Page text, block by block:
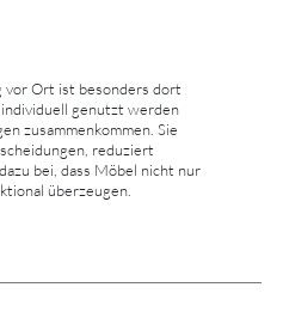
vor Ort ist besonders dort
genutzt werden
zusammenkommen. Sie
reduziert
bei, dass Möbel nicht nur
überzeugen.